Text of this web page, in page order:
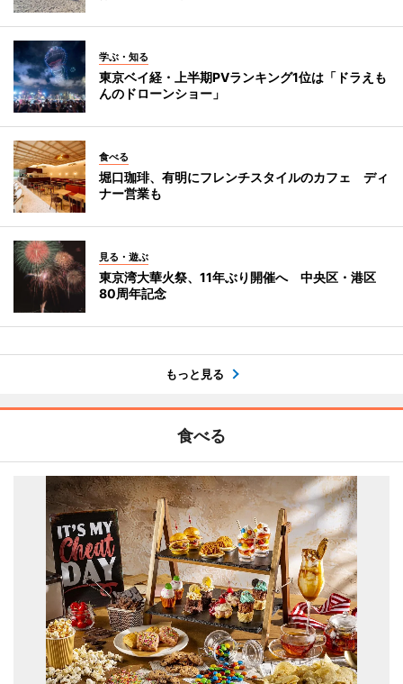
学ぶ・知る
東京ベイ経・上半期PVランキング1位は「ドラえも
んのドローンショー」
食べる
堀口珈琲、有明にフレンチスタイルのカフェ ディ
ナー営業も
見る・遊ぶ
東京湾大華火祭、11年ぶり開催へ 中央区・港区
80周年記念
もっと見る
食べる